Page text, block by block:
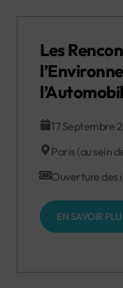
Les
17 Septembre
Paris (au sein
Ouverture des
EN SAVOIR